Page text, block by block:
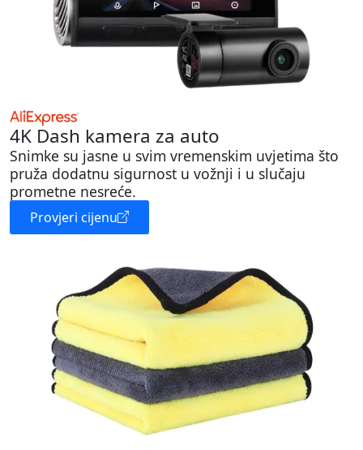
4K Dash kamera za auto
Snimke su jasne u svim vremenskim uvjetima što
pruža dodatnu sigurnost u vožnji i u slučaju
prometne nesreće.
Provjeri cijenu